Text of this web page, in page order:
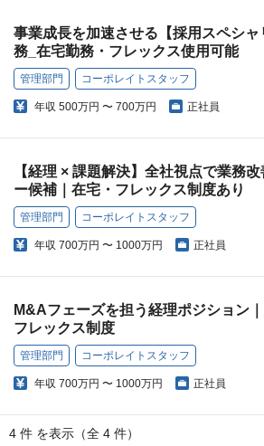
事業成長を加速させる【採用スペシ
務_在宅勤務・フレックス使用可能
管理部門 コーポレイトスタッフ
年収 500万円 〜 700万円 正社員
【経理 × 課題解決】全社視点で業務
ー候補｜在宅・フレックス制度あり
管理部門 コーポレイトスタッフ
年収 700万円 〜 1000万円 正社員
M&Aフェーズを担う経理ポジション
フレックス制度
管理部門 コーポレイトスタッフ
年収 700万円 〜 1000万円 正社員
4 件 を表示（全 4 件）